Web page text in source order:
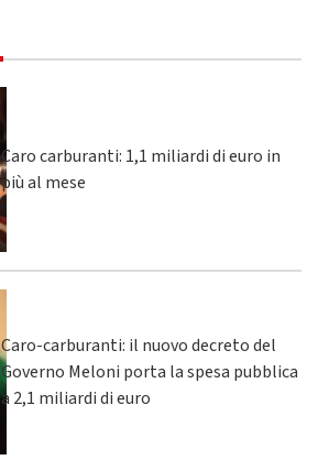
Caro carburanti: 1,1 miliardi di euro in
più al mese
Caro-carburanti: il nuovo decreto del
Governo Meloni porta la spesa pubblica
a 2,1 miliardi di euro